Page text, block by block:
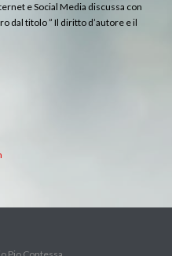
e Social Media discussa con
dal titolo ” Il diritto d’autore e il